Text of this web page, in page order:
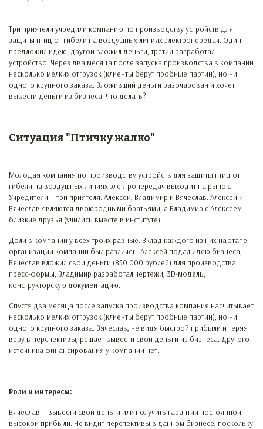
Три приятели учредили компанию по производству устройств для
защиты птиц от гибели на воздушных линиях электропередач. Один
предложил идею, другой вложил деньги, третий разработал
устройство. Через два месяца после запуска производства в компании
несколько мелких отгрузок (клиенты берут пробные партии), но ни
одного крупного заказа. Вложивший деньги разочарован и хочет
вывести деньги из бизнеса. Что делать?
Ситуация "Птичку жалко"
Молодая компания по производству устройств для защиты птиц от
гибели на воздушных линиях электропередач выходит на рынок.
Учредители — три приятеля: Алексей, Владимир и Вячеслав. Алексей и
Вячеслав являются двоюродными братьями, а Владимир с Алексеем —
близкие друзья (учились вместе в институте).
Доли в компании у всех троих равные. Вклад каждого из них на этапе
организации компании был различен: Алексей подал идею бизнеса,
Вячеслав вложил свои деньги (850 000 рублей) для производства
пресс-формы, Владимир разработал чертежи, 3D-модель,
конструкторскую документацию.
Спустя два месяца после запуска производства компания насчитывает
несколько мелких отгрузок (клиенты берут пробные партии), но ни
одного крупного заказа. Вячеслав, не видя быстрой прибыли и теряя
веру в перспективы, решает вывести свои деньги из бизнеса. Другого
источника финансирования у компании нет.
Роли и интересы:
Вячеслав — вывести свои деньги или получить гарантии постоянной
высокой прибыли. Не видит перспективы в данном бизнесе, поскольку